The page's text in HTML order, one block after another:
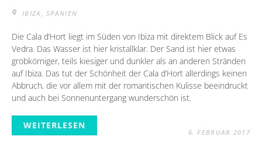
IBIZA, SPANIEN
Die Cala d’Hort liegt im Süden von Ibiza mit direktem Blick auf Es
Vedra. Das Wasser ist hier kristallklar. Der Sand ist hier etwas
grobkörniger, teils kiesiger und dunkler als an anderen Stränden
auf Ibiza. Das tut der Schönheit der Cala d’Hort allerdings keinen
Abbruch, die vor allem mit der romantischen Kulisse beeindruckt
und auch bei Sonnenuntergang wunderschön ist.
WEITERLESEN
6. FEBRUAR 2017